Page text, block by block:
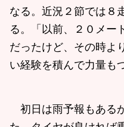
なる。近況２節では８
る。「以前、２０メー
だったけど、その時よ
い経験を積んで力量も
初日は雨予報もある